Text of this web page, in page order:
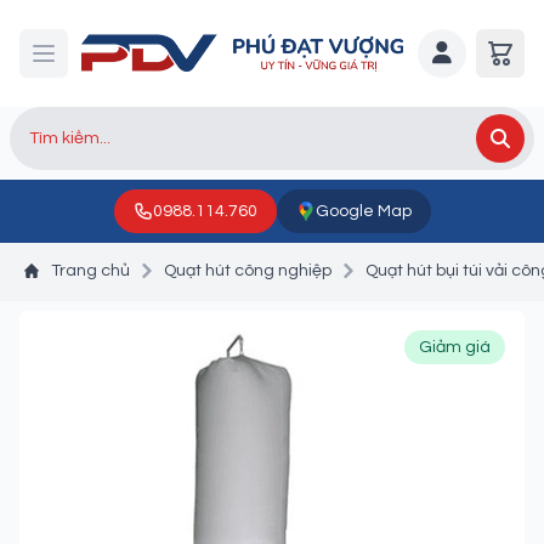
0988.114.760 Google Map
Trang chủ Quạt hút công nghiệp Quạt hút bụi túi vải
Giảm giá